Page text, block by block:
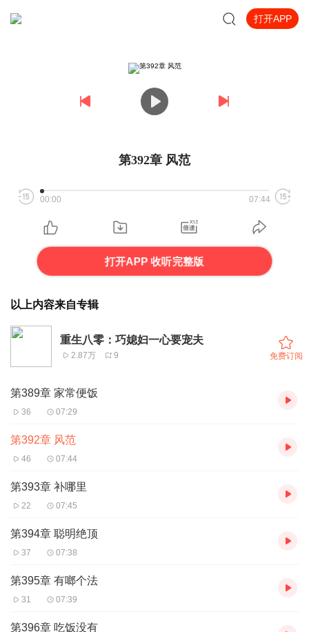
打开APP
第392章 风范
00:00 07:44
打开APP 收听完整版
以上内容来自专辑
重生八零：巧媳妇一心要宠夫
2.87万 9 免费订阅
第389章 家常便饭
36 07:29
第392章 风范
46 07:44
第393章 补哪里
22 07:45
第394章 聪明绝顶
37 07:38
第395章 有啷个法
31 07:39
第396章 吃饭没有